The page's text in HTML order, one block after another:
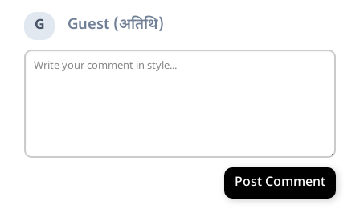
G Guest (अतिथि)
Post Comment